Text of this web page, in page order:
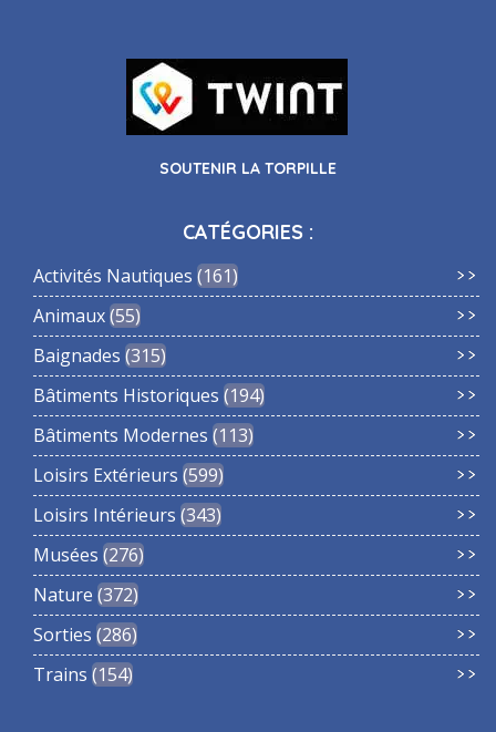
SOUTENIR LA TORPILLE
CATÉGORIES :
Activités Nautiques 161
Animaux 55
Baignades 315
Bâtiments Historiques 194
Bâtiments Modernes 113
Loisirs Extérieurs 599
Loisirs Intérieurs 343
Musées 276
Nature 372
Sorties 286
Trains 154